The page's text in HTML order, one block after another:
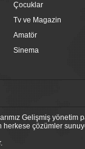
Çocuklar
Tv ve Magazin
Amatör
Sinema
Gelişmiş
herkese çözümler